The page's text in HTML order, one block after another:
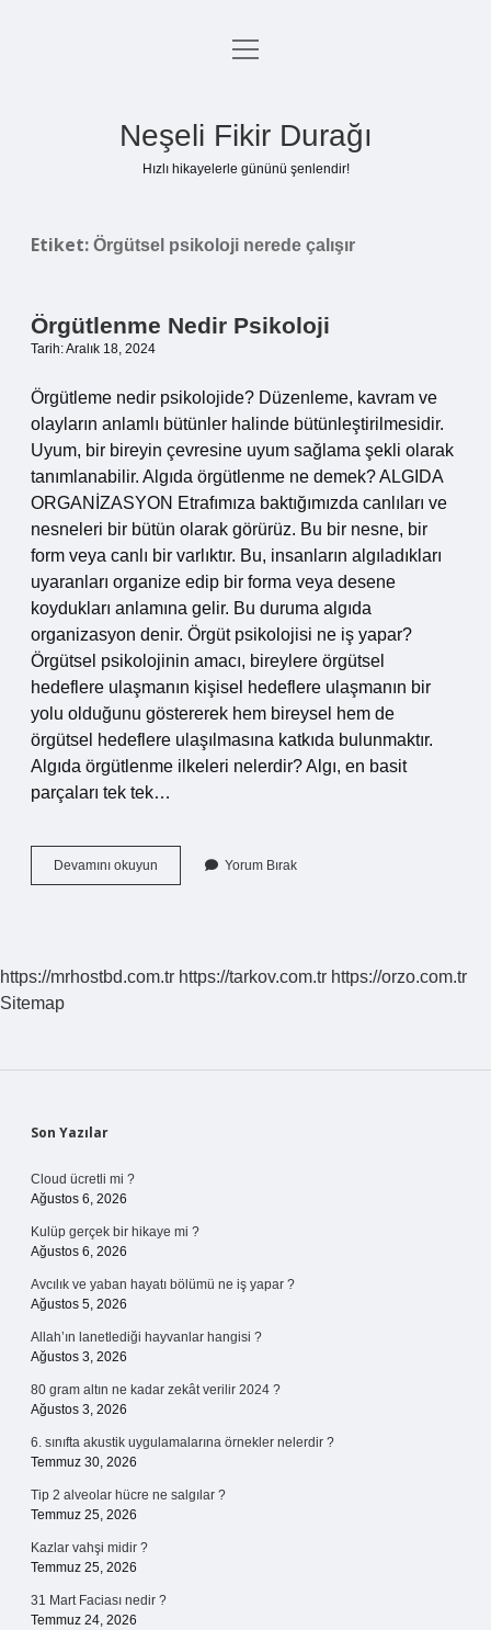
Anasayfa
menüyü
Neşeli Fikir Durağı
Hızlı hikayelerle gününü şenlendir!
Etiket: Örgütsel psikoloji nerede çalışır
Örgütlenme Nedir Psikoloji
Tarih: Aralık 18, 2024
Örgütleme nedir psikolojide? Düzenleme, kavram ve
olayların anlamlı bütünler halinde bütünleştirilmesidir.
Uyum, bir bireyin çevresine uyum sağlama şekli olarak
tanımlanabilir. Algıda örgütlenme ne demek? ALGIDA
ORGANİZASYON Etrafımıza baktığımızda canlıları ve
nesneleri bir bütün olarak görürüz. Bu bir nesne, bir
form veya canlı bir varlıktır. Bu, insanların algıladıkları
uyaranları organize edip bir forma veya desene
koydukları anlamına gelir. Bu duruma algıda
organizasyon denir. Örgüt psikolojisi ne iş yapar?
Örgütsel psikolojinin amacı, bireylere örgütsel
hedeflere ulaşmanın kişisel hedeflere ulaşmanın bir
yolu olduğunu göstererek hem bireysel hem de
örgütsel hedeflere ulaşılmasına katkıda bulunmaktır.
Algıda örgütlenme ilkeleri nelerdir? Algı, en basit
parçaları tek tek…
Devamını okuyun Örgütlenme
Nedir
Yorum Bırak
https://mrhostbd.com.tr https://tarkov.com.tr https://orzo.com.tr
Sitemap
Sidebar
Son Yazılar
Cloud ücretli mi ?
Ağustos 6, 2026
Kulüp gerçek bir hikaye mi ?
Ağustos 6, 2026
Avcılık ve yaban hayatı bölümü ne iş yapar ?
Ağustos 5, 2026
Allah’ın lanetlediği hayvanlar hangisi ?
Ağustos 3, 2026
80 gram altın ne kadar zekât verilir 2024 ?
Ağustos 3, 2026
6. sınıfta akustik uygulamalarına örnekler nelerdir ?
Temmuz 30, 2026
Tip 2 alveolar hücre ne salgılar ?
Temmuz 25, 2026
Kazlar vahşi midir ?
Temmuz 25, 2026
31 Mart Faciası nedir ?
Temmuz 24, 2026